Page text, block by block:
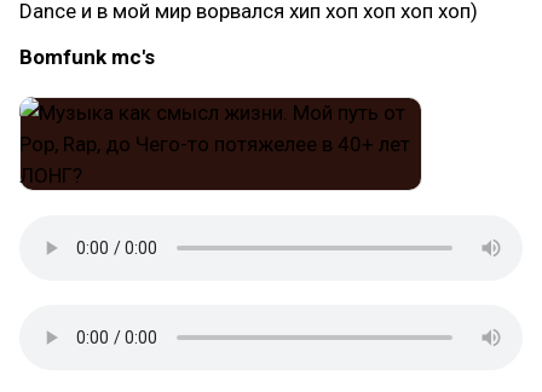
Dance и в мой мир ворвался хип хоп хоп хоп хоп)
Bomfunk mc's